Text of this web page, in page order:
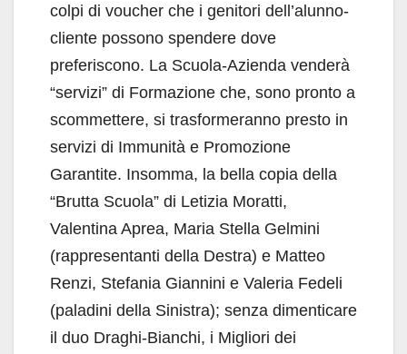
colpi di voucher che i genitori dell’alunno-
cliente possono spendere dove
preferiscono. La Scuola-Azienda venderà
“servizi” di Formazione che, sono pronto a
scommettere, si trasformeranno presto in
servizi di Immunità e Promozione
Garantite. Insomma, la bella copia della
“Brutta Scuola” di Letizia Moratti,
Valentina Aprea, Maria Stella Gelmini
(rappresentanti della Destra) e Matteo
Renzi, Stefania Giannini e Valeria Fedeli
(paladini della Sinistra); senza dimenticare
il duo Draghi-Bianchi, i Migliori dei